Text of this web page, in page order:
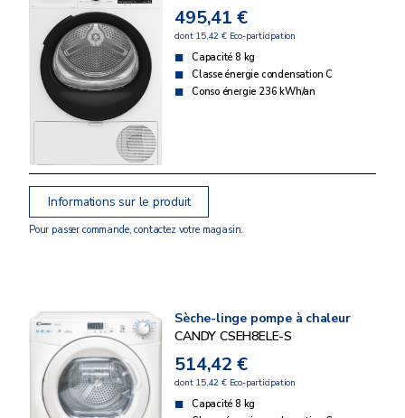
495,41 €
dont 15,42 € Eco-participation
Capacité 8 kg
Classe énergie condensation C
Conso énergie 236 kWh/an
Informations sur le produit
Pour passer commande, contactez votre magasin.
Sèche-linge pompe à chaleur
CANDY CSEH8ELE-S
514,42 €
dont 15,42 € Eco-participation
Capacité 8 kg